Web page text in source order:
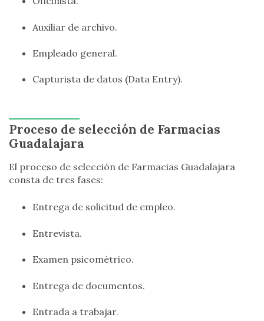
Auxiliar de archivo.
Empleado general.
Capturista de datos (Data Entry).
Proceso de selección de Farmacias
Guadalajara
El proceso de selección de Farmacias Guadalajara
consta de tres fases:
Entrega de solicitud de empleo.
Entrevista.
Examen psicométrico.
Entrega de documentos.
Entrada a trabajar.